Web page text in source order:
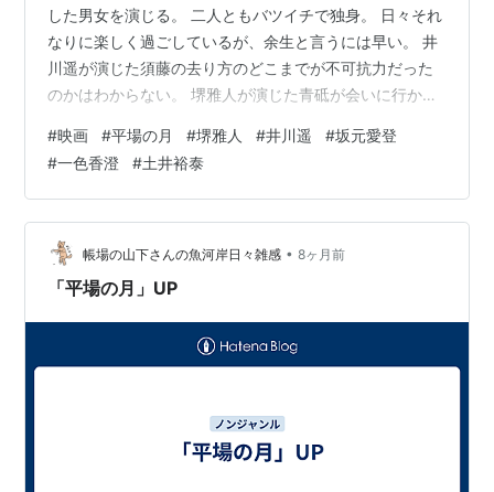
した男女を演じる。 二人ともバツイチで独身。 日々それ
なりに楽しく過ごしているが、余生と言うには早い。 井
川遥が演じた須藤の去り方のどこまでが不可抗力だった
のかはわからない。 堺雅人が演じた青砥が会いに行かず
思を尊重するがあまり、意思疎通ができない悲劇。 そこ
が、この物語を味わうポイントであり、切ないところ
だ。 脇役もよかった。 成田凌が演じた須藤の元恋人と青
砥が意気投合するシーンや塩見三省が演じた青砥の行き
つけの焼き鳥屋の主人のまなざしなど。 主題歌である星
野源の「いきどまり」も作品の…
#映画 #平場の月 #堺雅人 #井川遥 #坂元愛登
#一色香澄 #土井裕泰
帳場の山下さんの魚河岸日々雑感 • 8ヶ月前
「平場の月」UP